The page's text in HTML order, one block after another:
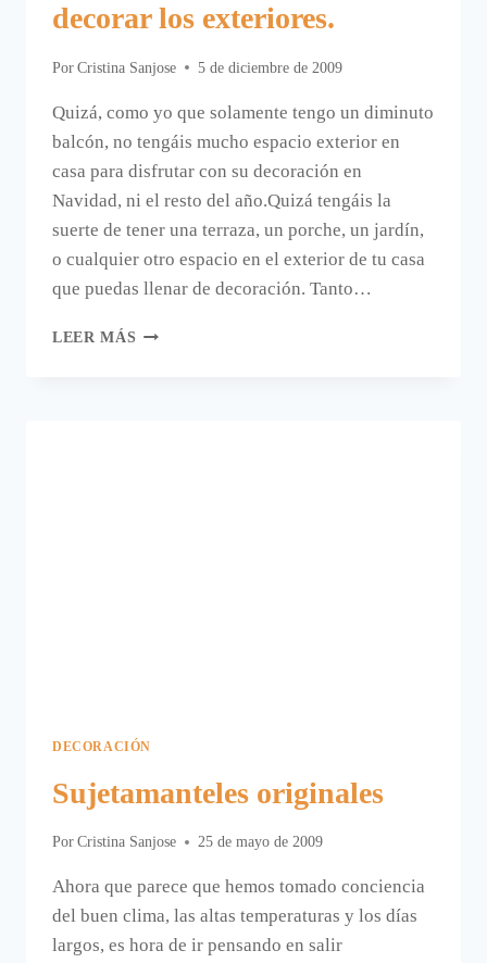
decorar los exteriores.
Por Cristina Sanjose 5 de diciembre de 2009
Quizá, como yo que solamente tengo un diminuto
balcón, no tengáis mucho espacio exterior en
casa para disfrutar con su decoración en
Navidad, ni el resto del año.Quizá tengáis la
suerte de tener una terraza, un porche, un jardín,
o cualquier otro espacio en el exterior de tu casa
que puedas llenar de decoración. Tanto…
LEER MÁS EN
DECORACIÓN
Sujetamanteles originales
Por Cristina Sanjose 25 de mayo de 2009
Ahora que parece que hemos tomado conciencia
del buen clima, las altas temperaturas y los días
largos, es hora de ir pensando en salir